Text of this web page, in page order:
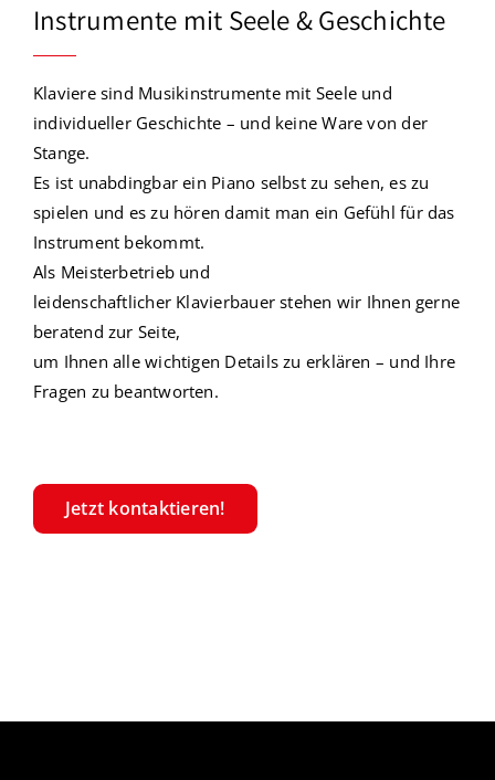
Instrumente mit Seele & Geschichte
Klavieresind Musikinstrumentemit Seele und
individueller Geschichte – und keine Ware von der
Stange.
Es ist unabdingbar ein Piano selbst zu sehen, es zu
spielen und es zu hören damit man ein Gefühl für das
Instrument bekommt.
Als Meisterbetrieb und
leidenschaftlicher Klavierbauerstehen wir Ihnen gerne
beratend zur Seite,
um Ihnen alle wichtigen Details zu erklären – und Ihre
Fragen zu beantworten.
Jetzt kontaktieren!